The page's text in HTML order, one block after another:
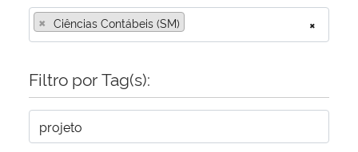
Planalto
×
× Ciências Contábeis (SM)
Filtro por Tag(s):